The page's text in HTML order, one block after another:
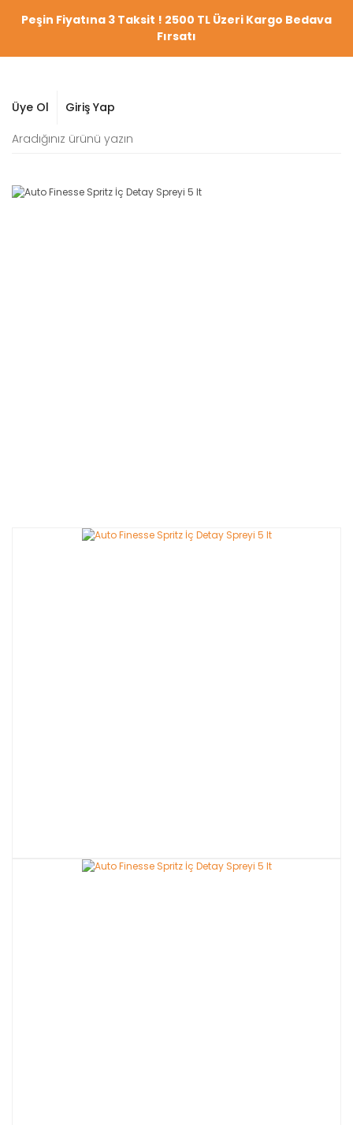
Peşin Fiyatına 3 Taksit ! 2500 TL Üzeri Kargo Bedava
Fırsatı
Üye Ol Giriş Yap